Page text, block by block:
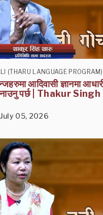
(THARU LANGUAGE PROGRAM)
आदिवासी ज्ञानमा
पर्छ | Thakur Singh
05, 2026